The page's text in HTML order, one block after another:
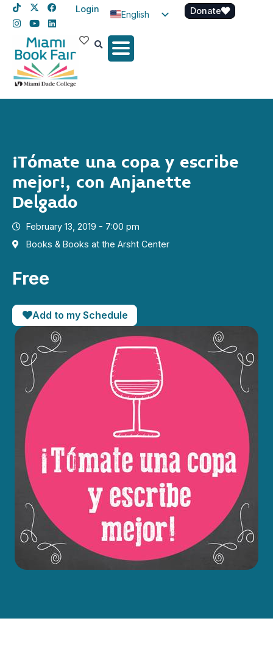
Login
English
Spanish
Donate
¡Tómate una copa y escribe
mejor!, con Anjanette
Delgado
February 13, 2019 - 7:00 pm
Books & Books at the Arsht Center
Free
Add to my Schedule